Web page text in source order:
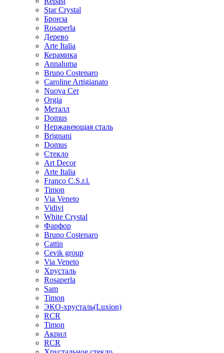
Star Crystal
Бронза
Rosaperla
Дерево
Arte Italia
Керамика
Annaluma
Bruno Costenaro
Caroline Artigianato
Nuova Cer
Orgia
Металл
Domus
Нержавеющая сталь
Brignani
Domus
Стекло
Art Decor
Arte Italia
Franco C.S.r.l.
Timon
Via Veneto
Vidivi
White Crystal
Фарфор
Bruno Costenaro
Cattin
Cevik group
Via Veneto
Хрусталь
Rosaperla
Sam
Timon
ЭКО-хрусталь(Luxion)
RCR
Timon
Акрил
RCR